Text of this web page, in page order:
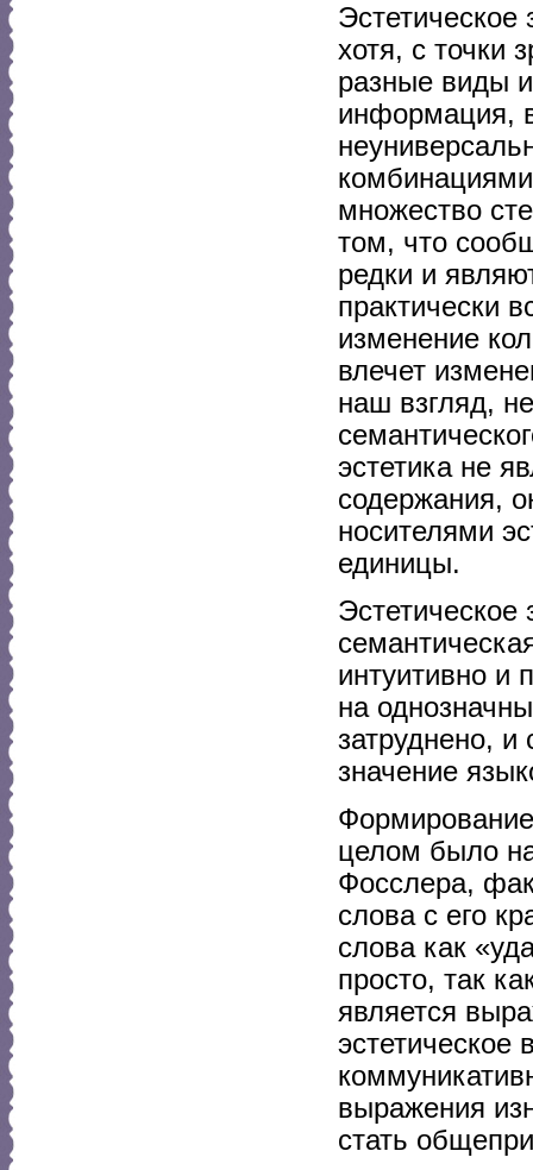
Эстетическое
хотя, с точки
разные виды
информация,
множество
том, что
редки и
практически
изменение
влечет
наш взгляд,
эстетика не
содержания,
носителями
единицы.
интуитивно и
на
затруднено, и
значение
целом было
Фосслера,
слова с его
слова как
просто, так
является
выражения
стать